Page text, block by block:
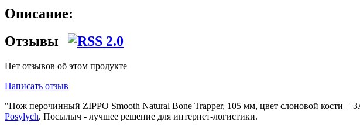
Описание:
Отзывы
Нет отзывов об этом продукте
Написать отзыв
"Нож перочинный ZIPPO Smooth Natural Bone Trapper, 105 мм, цвет слоновой кости
Posylych. Посылыч - лучшее решение для интернет-логистики.